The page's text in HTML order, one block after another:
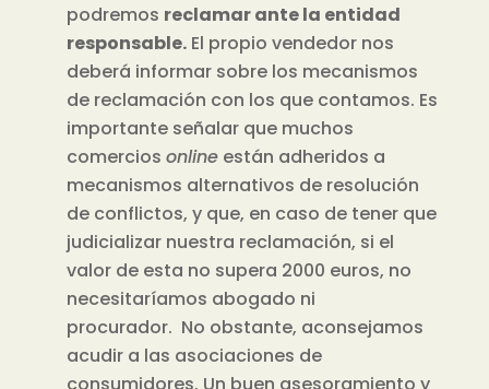
podremos reclamar ante la entidad
responsable.El propio vendedor nos
deberá informar sobre los mecanismos
de reclamación con los que contamos. Es
importante señalar que muchos
comercios onlineestán adheridos a
mecanismos alternativos de resolución
de conflictos, y que, en caso de tener que
judicializar nuestra reclamación, si el
valor de esta no supera 2000 euros, no
necesitaríamos abogado ni
procurador. No obstante, aconsejamos
acudir a las asociaciones de
consumidores. Un buen asesoramiento y